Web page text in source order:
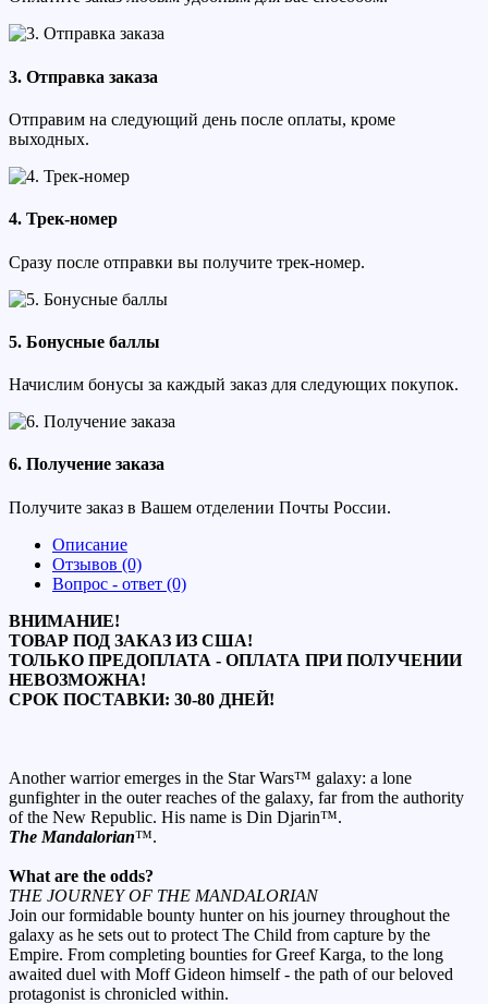
3. Отправка заказа
Отправим на следующий день после оплаты, кроме
выходных.
4. Трек-номер
Сразу после отправки вы получите трек-номер.
5. Бонусные баллы
Начислим бонусы за каждый заказ для следующих покупок.
6. Получение заказа
Получите заказ в Вашем отделении Почты России.
Описание
Отзывов (0)
Вопрос - ответ (0)
ВНИМАНИЕ!
ТОВАР ПОД ЗАКАЗ ИЗ США!
ТОЛЬКО ПРЕДОПЛАТА - ОПЛАТА ПРИ ПОЛУЧЕНИИ
НЕВОЗМОЖНА!
СРОК ПОСТАВКИ: 30-80 ДНЕЙ!
Another warrior emerges in the Star Wars™ galaxy: a lone
gunfighter in the outer reaches of the galaxy, far from the authority
of the New Republic. His name is Din Djarin™.
The Mandalorian™.
What are the odds?
THE JOURNEY OF THE MANDALORIAN
Join our formidable bounty hunter on his journey throughout the
galaxy as he sets out to protect The Child from capture by the
Empire. From completing bounties for Greef Karga, to the long
awaited duel with Moff Gideon himself - the path of our beloved
protagonist is chronicled within.